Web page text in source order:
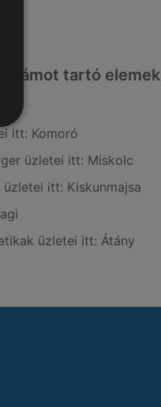
számot tartó elemek
itt: Komoró
üzletei itt: Miskolc
üzletei itt: Kiskunmajsa
üzletei itt: Átány